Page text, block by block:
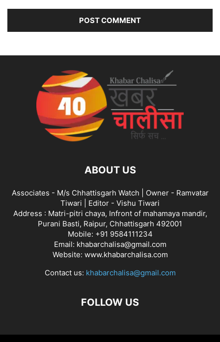
ABOUT US
Associates - M/s Chhattisgarh Watch | Owner - Ramvatar
Tiwari | Editor - Vishu Tiwari
Address : Matri-pitri chaya, Infront of mahamaya mandir,
Purani Basti, Raipur, Chhattisgarh 492001
Mobile: +91 9584111234
Email: khabarchalisa@gmail.com
Website: www.khabarchalisa.com
Contact us: khabarchalisa@gmail.com
FOLLOW US